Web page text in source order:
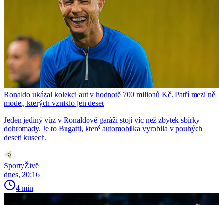
Ronaldo ukázal kolekci aut v hodnotě 700 milionů Kč. Patří mezi ně
model, kterých vzniklo jen deset
Jeden jediný vůz v Ronaldově garáži stojí víc než zbytek sbírky
dohromady. Je to Bugatti, které automobilka vyrobila v pouhých
deseti kusech.
SportyŽivě
dnes, 20:16
4 min